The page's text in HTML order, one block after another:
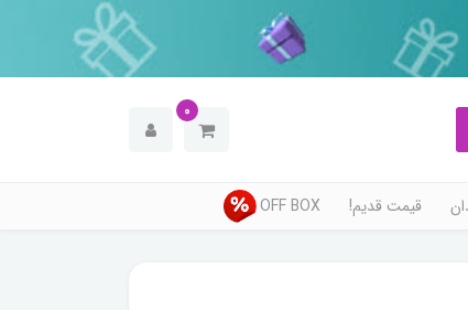
0
قیمت قدیم! OFF BOX